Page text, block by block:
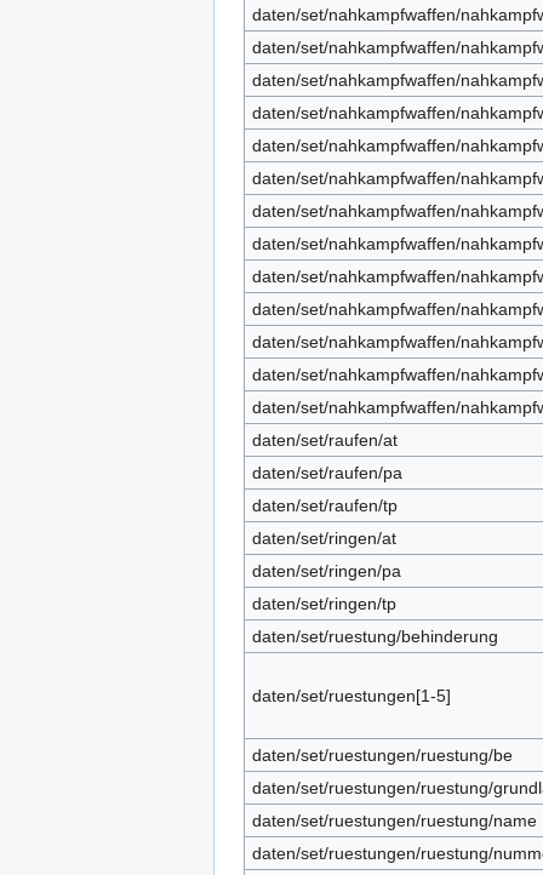
daten/set/nahkampfwaffen/
daten/set/nahkampfwaffen/
daten/set/nahkampfwaffen/
daten/set/nahkampfwaffen/
daten/set/nahkampfwaffen/
daten/set/nahkampfwaffen/
daten/set/nahkampfwaffen/
daten/set/nahkampfwaffen/
daten/set/nahkampfwaffen/
daten/set/nahkampfwaffen/
daten/set/nahkampfwaffen/
daten/set/nahkampfwaffen/
daten/set/nahkampfwaffen/
daten/set/raufen/at
daten/set/raufen/pa
daten/set/raufen/tp
daten/set/ringen/at
daten/set/ringen/pa
daten/set/ringen/tp
daten/set/ruestung/behinderung
daten/set/ruestungen[1-5]
daten/set/ruestungen/ruestung/be
daten/set/ruestungen/ruestung/
daten/set/ruestungen/ruestung/name
daten/set/ruestungen/ruestung/